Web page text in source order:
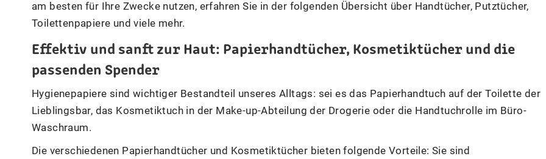
am besten für Ihre Zwecke nutzen, erfahren Sie in der folgenden Übersicht über Handtücher, Putztücher,
Toilettenpapiere und viele mehr.
Effektiv und sanft zur Haut: Papierhandtücher, Kosmetiktücher und die
passenden Spender
Hygienepapiere sind wichtiger Bestandteil unseres Alltags: sei es das Papierhandtuch auf der Toilette der
Lieblingsbar, das Kosmetiktuch in der Make-up-Abteilung der Drogerie oder die Handtuchrolle im Büro-
Waschraum.
Die verschiedenen Papierhandtücher und Kosmetiktücher bieten folgende Vorteile: Sie sind